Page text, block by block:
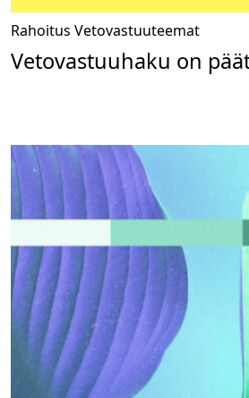
Rahoitus Vetovastuuteemat
Vetovastuuhaku on